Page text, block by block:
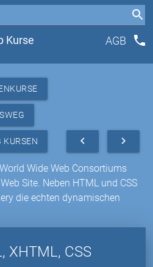
Kurse AGB phone
KURSEN navigate_next
navigate_before
Wide Web Consortiums
Site. Neben HTML und CSS
die echten dynamischen
XHTML, CSS